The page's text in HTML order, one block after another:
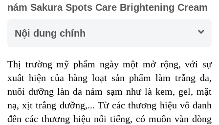
nám Sakura Spots Care Brightening Cream
Nội dung chính
Thị trường mỹ phẩm ngày một mở rộng, với sự
xuất hiện của hàng loạt sản phẩm làm trắng da,
nuôi dưỡng làn da nám sạm như là kem, gel, mặt
nạ, xịt trắng dưỡng,... Từ các thương hiệu vô danh
đến các thương hiệu nổi tiếng, có muôn vàn dòng